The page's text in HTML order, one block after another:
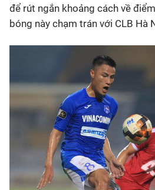
để rút ngắn khoảng cách về
bóng này chạm trán với CLB Hà